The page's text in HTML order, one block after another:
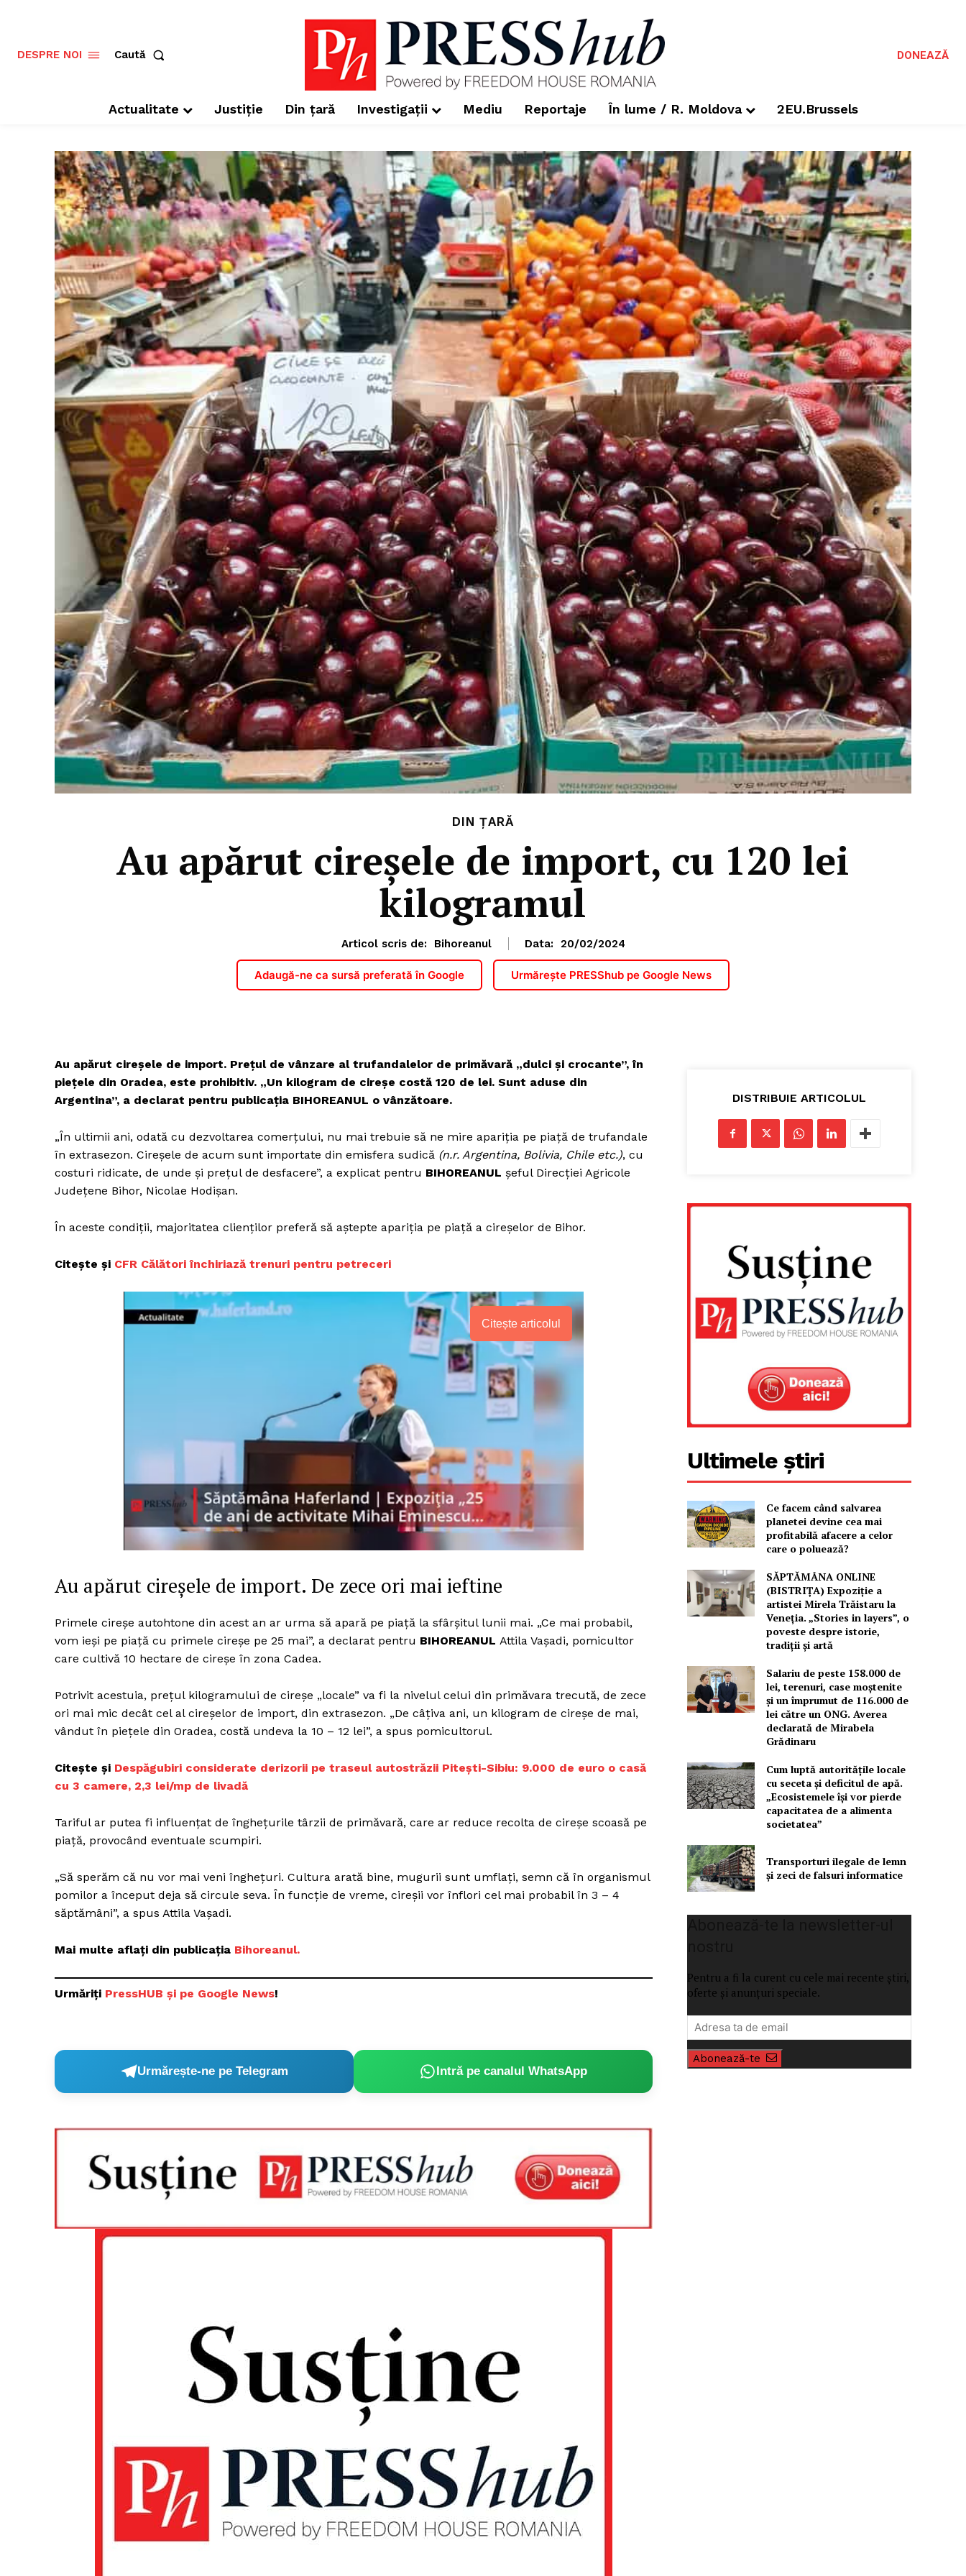
FREEDOM HOUSE
ROMÂNIA
Despre noi / Echipa
Proiecte editoriale
Rețea
DESPRE NOI Caută DONEAZĂ
Actualitate Justiție Din țară Investigații Mediu Reportaje În lume / R. Moldova 2EU.Brussels
DIN ȚARĂ
Au apărut cireşele de import, cu 120 lei
kilogramul
Articol scris de: Bihoreanul Data: 20/02/2024
Adaugă-ne ca sursă preferată în Google Urmărește PRESShub pe Google News
Au apărut cireşele de import. Preţul de vânzare al trufandalelor de primăvară „dulci și crocante”, în
piețele din Oradea, este prohibitiv. „Un kilogram de cireşe costă 120 de lei. Sunt aduse din
Argentina”, a declarat pentru publicația BIHOREANUL o vânzătoare.
„În ultimii ani, odată cu dezvoltarea comerţului, nu mai trebuie să ne mire apariţia pe piaţă de trufandale
în extrasezon. Cireşele de acum sunt importate din emisfera sudică (n.r. Argentina, Bolivia, Chile etc.), cu
costuri ridicate, de unde şi preţul de desfacere”, a explicat pentru BIHOREANUL şeful Direcţiei Agricole
Judeţene Bihor, Nicolae Hodişan.
În aceste condiţii, majoritatea clienţilor preferă să aştepte apariţia pe piaţă a cireşelor de Bihor.
Citește și CFR Călători închiriază trenuri pentru petreceri
Citește articolul
Au apărut cireşele de import. De zece ori mai ieftine
Primele cireşe autohtone din acest an ar urma să apară pe piaţă la sfârşitul lunii mai. „Ce mai probabil,
vom ieşi pe piaţă cu primele cireşe pe 25 mai”, a declarat pentru BIHOREANUL Attila Vaşadi, pomicultor
care cultivă 10 hectare de cireşe în zona Cadea.
Potrivit acestuia, preţul kilogramului de cireşe „locale” va fi la nivelul celui din primăvara trecută, de zece
ori mai mic decât cel al cireșelor de import, din extrasezon. „De câţiva ani, un kilogram de cireşe de mai,
vândut în pieţele din Oradea, costă undeva la 10 – 12 lei”, a spus pomicultorul.
Citește și Despăgubiri considerate derizorii pe traseul autostrăzii Piteşti-Sibiu: 9.000 de euro o casă
cu 3 camere, 2,3 lei/mp de livadă
Tariful ar putea fi influenţat de îngheţurile târzii de primăvară, care ar reduce recolta de cireşe scoasă pe
piaţă, provocând eventuale scumpiri.
„Să sperăm că nu vor mai veni îngheţuri. Cultura arată bine, mugurii sunt umflaţi, semn că în organismul
pomilor a început deja să circule seva. În funcţie de vreme, cireşii vor înflori cel mai probabil în 3 – 4
săptămâni”, a spus Attila Vaşadi.
Mai multe aflați din publicația Bihoreanul.
Urmăriți PressHUB și pe Google News!
Urmărește-ne pe Telegram Intră pe canalul WhatsApp
DISTRIBUIE ARTICOLUL
Ultimele știri
Ce facem când salvarea
planetei devine cea mai
profitabilă afacere a celor
care o poluează?
SĂPTĂMÂNA ONLINE
(BISTRIȚA) Expoziție a
artistei Mirela Trăistaru la
Veneția. „Stories in layers”, o
poveste despre istorie,
tradiții și artă
Salariu de peste 158.000 de
lei, terenuri, case moștenite
și un împrumut de 116.000 de
lei către un ONG. Averea
declarată de Mirabela
Grădinaru
Cum luptă autoritățile locale
cu seceta și deficitul de apă.
„Ecosistemele își vor pierde
capacitatea de a alimenta
societatea”
Transporturi ilegale de lemn
și zeci de falsuri informatice
Pentru a fi la curent cu cele mai recente știri,
oferte și anunțuri speciale.
Abonează-te